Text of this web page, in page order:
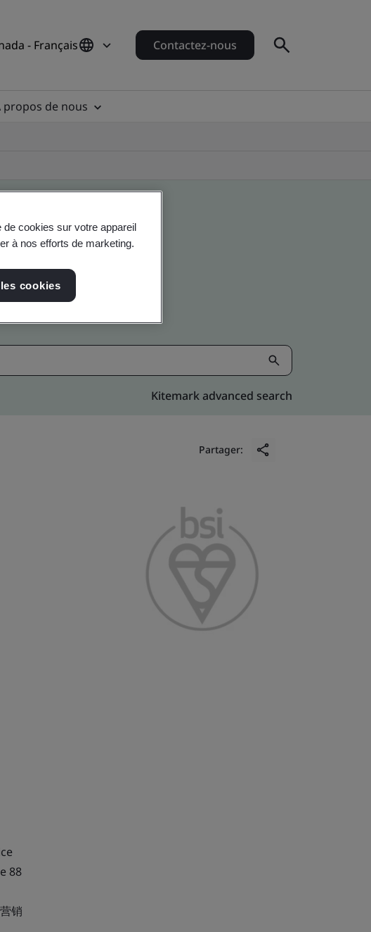
- Français Contactez-nous
propos de nous
Kitemark advanced search
Partager:
88
销
cookies sur votre appareil
à nos efforts de marketing.
cookies